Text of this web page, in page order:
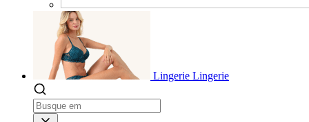
Lingerie Lingerie